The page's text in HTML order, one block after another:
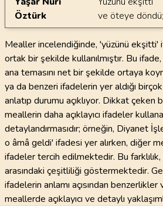
Öztürk
ve öteye döndü;
Mealler incelendiğinde, 'yüzünü ekşitti'
ortak bir şekilde kullanılmıştır. Bu
ana temasını net bir şekilde ortaya
ya da benzeri ifadelerin yer aldığı
anlatıp durumu açıklıyor. Dikkat çeken
meallerin daha açıklayıcı ifadeler
detaylandırmasıdır; örneğin, Diyanet
o âmâ geldi' ifadesi yer alırken, diğer
ifadeler tercih edilmektedir. Bu
arasındaki çeşitliliği göstermektedir.
ifadelerin anlamı açısından benzerlikler
meallerde açıklayıcı ve detaylı